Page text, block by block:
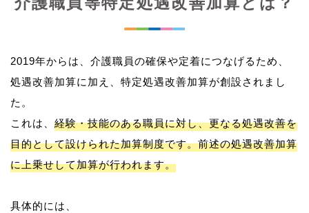
2019年からは、介護職員の確保や定着につなげるため、
処遇改善加算に加え、特定処遇改善加算が創設されまし
た。
これは、 経験・技能のある職員に対し、更なる処遇改善を
目的として設けられた加算制度です。前述の処遇改善加算
に上乗せして加算が行われます。
具体的には、